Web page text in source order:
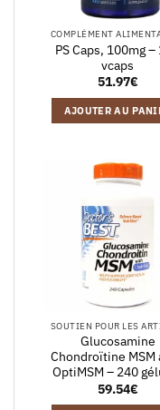
PS Caps, 100mg –
vcaps
51.97€
AJOUTER AU
Glucosamine
Chondroïtine MSM
OptiMSM – 240
59.54€